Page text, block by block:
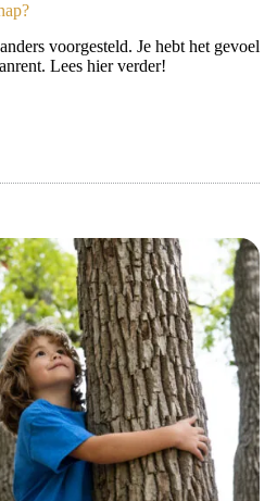
voorgesteld. Je hebt het gevoel
Lees hier verder!